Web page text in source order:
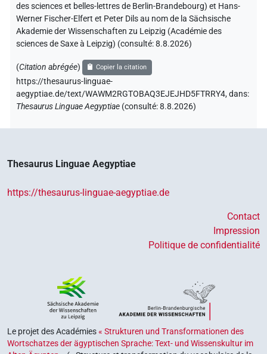
des sciences et belles-lettres de Berlin-Brandebourg) et Hans-
Werner Fischer-Elfert et Peter Dils au nom de la Sächsische
Akademie der Wissenschaften zu Leipzig (Académie des
sciences de Saxe à Leipzig) (consulté:8.8.2026)
(Citation abrégée) Copier la citation
https://thesaurus-linguae-
aegyptiae.de/text/WAWM2RGTOBAQ3EJEJHD5FTRRY4,dans:
Thesaurus Linguae Aegyptiae (consulté:8.8.2026)
Thesaurus Linguae Aegyptiae
https://thesaurus-linguae-aegyptiae.de
Contact
Impression
Politique de confidentialité
Le projet des Académies« Strukturen und Transformationen des
Wortschatzes der ägyptischen Sprache: Text- und Wissenskultur im